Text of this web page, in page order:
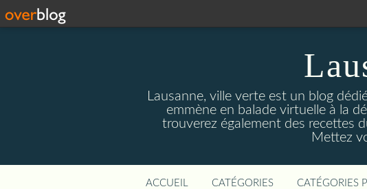
Lausanne, ville verte est un blog
emmène en balade virtuelle à la
trouverez également des recettes
Mettez
ACCUEIL CATÉGORIES CATÉGORIES